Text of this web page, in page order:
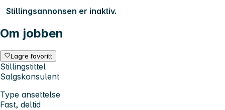
Stillingsannonsen er inaktiv.
Om jobben
Lagre favoritt
Stillingstittel
Salgskonsulent
Type ansettelse
Fast, deltid